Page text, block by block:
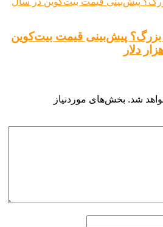
بزرگ؟ پیش‌بینی قیمت بیت‌کوین
شد. بخش‌های موردنیاز